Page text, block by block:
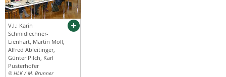
V.l.: Karin
Schmidlechner-
Lienhart, Martin Moll,
Alfred Ableitinger,
Günter Pilch, Karl
Pusterhofer
© HLK / M. Brunner